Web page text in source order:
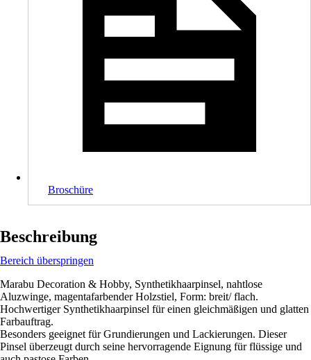
Broschüre
Beschreibung
Bereich überspringen
Marabu Decoration & Hobby, Synthetikhaarpinsel, nahtlose
Aluzwinge, magentafarbender Holzstiel, Form: breit/ flach.
Hochwertiger Synthetikhaarpinsel für einen gleichmäßigen und glatten
Farbauftrag.
Besonders geeignet für Grundierungen und Lackierungen. Dieser
Pinsel überzeugt durch seine hervorragende Eignung für flüssige und